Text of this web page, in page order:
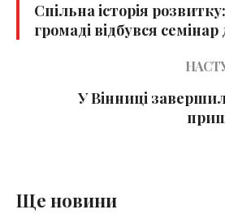
Спільна історія
громаді відбувся
У Вінниці
Ще новини